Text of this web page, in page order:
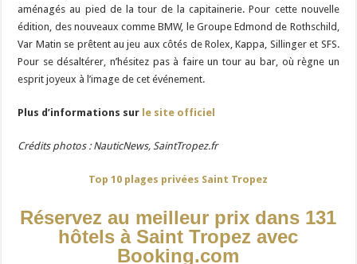
aménagés au pied de la tour de la capitainerie. Pour cette nouvelle
édition, des nouveaux comme BMW, le Groupe Edmond de Rothschild,
Var Matin se prêtent au jeu aux côtés de Rolex, Kappa, Sillinger et SFS.
Pour se désaltérer, n’hésitez pas à faire un tour au bar, où règne un
esprit joyeux à l’image de cet événement.
Plus d’informations sur le site officiel
Crédits photos : NauticNews, SaintTropez.fr
Top 10 plages privées Saint Tropez
Réservez au meilleur prix dans 131
hôtels à Saint Tropez avec
Booking.com